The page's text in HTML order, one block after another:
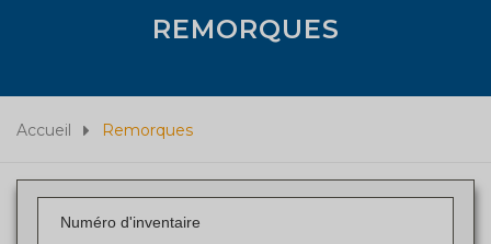
REMORQUES
Accueil Remorques